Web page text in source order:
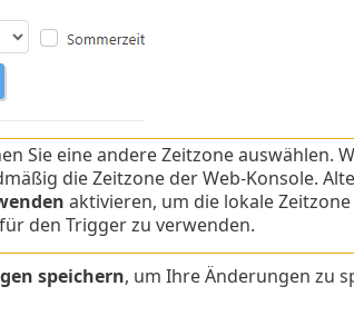
Sie eine andere Zeitzone auswählen.
die Zeitzone der Web-Konsole.
aktivieren, um die lokale
für den Trigger zu verwenden.
speichern, um Ihre Änderungen zu